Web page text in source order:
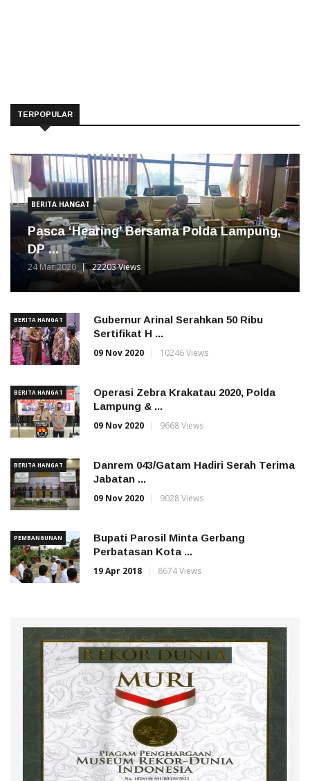
TERPOPULAR
BERITA HANGAT
Pasca ‘Hearing’ Bersama Polda Lampung,
DP ...
24 Mar 2020 22203 Views
BERITA HANGAT
Gubernur Arinal Serahkan 50 Ribu
Sertifikat H ...
09 Nov 2020
10246 Views
BERITA HANGAT
Operasi Zebra Krakatau 2020, Polda
Lampung & ...
09 Nov 2020
9668 Views
BERITA HANGAT
Danrem 043/Gatam Hadiri Serah Terima
Jabatan ...
09 Nov 2020
9028 Views
PEMBANGUNAN
Bupati Parosil Minta Gerbang
Perbatasan Kota ...
19 Apr 2018
8674 Views